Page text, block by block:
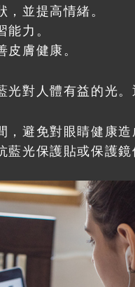
並提高情緒。
力。
膚健康。
對人體有益的光
避免對眼睛健康
光保護貼或保護鏡